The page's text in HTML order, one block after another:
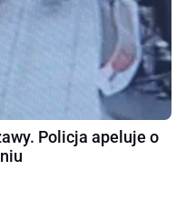
Policja apeluje o